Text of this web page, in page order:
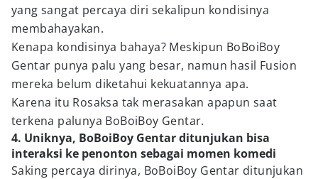
yang sangat percaya diri sekalipun kondisinya
membahayakan.
Kenapa kondisinya bahaya? Meskipun BoBoiBoy
Gentar punya palu yang besar, namun hasil Fusion
mereka belum diketahui kekuatannya apa.
Karena itu Rosaksa tak merasakan apapun saat
terkena palunya BoBoiBoy Gentar.
4. Uniknya, BoBoiBoy Gentar ditunjukan bisa
interaksi ke penonton sebagai momen komedi
Saking percaya dirinya, BoBoiBoy Gentar ditunjukan